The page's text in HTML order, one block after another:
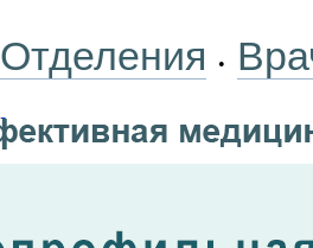
Отделения •